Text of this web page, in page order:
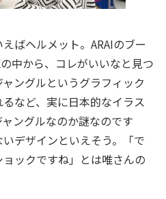
ばヘルメット。ARAIのブー
中から、コレがいいなと見つ
ングルというグラフィック
など、実に日本的なイラス
ングルなのか謎なのです
デザインといえそう。「で
ックですね」とは唯さんの